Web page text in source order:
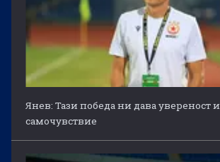
Янев: Тази победа ни дава увереност и
самочувствие